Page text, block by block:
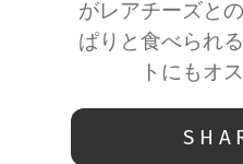
がレアチーズと
ぱりと食べられ
トにもオ